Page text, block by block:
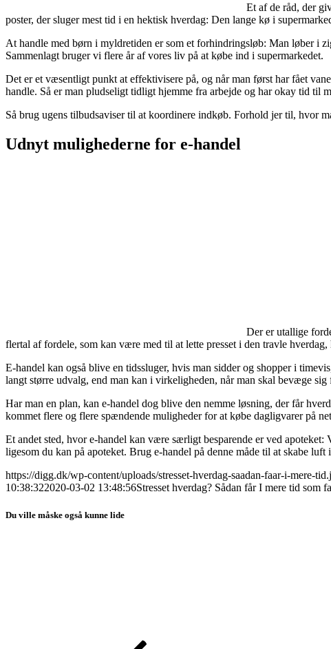
Et af de råd, der
poster, der sluger mest tid i en hektisk hverdag: Den lange kø i
At handle med børn i myldretiden er som et forhindringsløb: Man løber i
Sammenlagt bruger vi flere år af vores liv på at købe ind i supermarkedet.
Det er et væsentligt punkt at effektivisere på, og når man først har fået
handle. Så er man pludseligt tidligt hjemme fra arbejde og har okay tid til
Så brug ugens tilbudsaviser til at koordinere indkøb. Forhold jer til, hvor
Udnyt mulighederne for e-handel
Der er utallige
flertal af fordele, som kan være med til at lette presset i den travle
E-handel kan også blive en tidssluger, hvis man sidder og shopper i
langt større udvalg, end man kan i virkeligheden, når man skal bevæge
Har man en plan, kan e-handel dog blive den nemme løsning, der får
kommet flere og flere spændende muligheder for at købe dagligvarer på
Et andet sted, hvor e-handel kan være særligt besparende er ved apoteket:
ligesom du kan på apoteket. Brug e-handel på denne måde til at skabe luft
https://digg.dk/wp-content/uploads/stresset-hverdag-saadan-faar-i-mere-
10:38:322020-03-02 13:48:56Stresset hverdag? Sådan får I mere tid som
Du ville måske også kunne lide